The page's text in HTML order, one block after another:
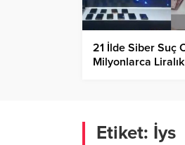
21 İlde Siber Suç
Milyonlarca
Etiket: İys